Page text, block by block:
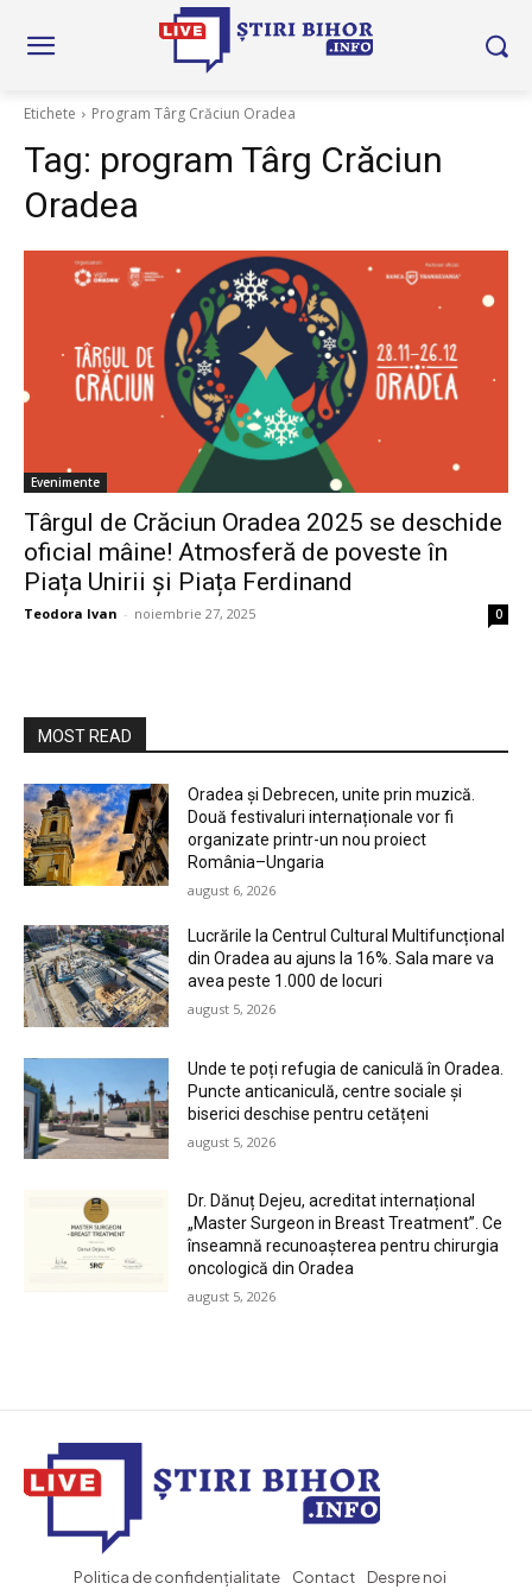
Etichete Program Târg Crăciun Oradea
Tag: program Târg Crăciun
Oradea
Evenimente
Târgul de Crăciun Oradea 2025 se deschide
oficial mâine! Atmosferă de poveste în
Piața Unirii și Piața Ferdinand
Teodora Ivan - noiembrie 27, 2025 0
MOST READ
Oradea și Debrecen, unite prin muzică.
Două festivaluri internaționale vor fi
organizate printr-un nou proiect
România–Ungaria
august 6, 2026
Lucrările la Centrul Cultural Multifuncțional
din Oradea au ajuns la 16%. Sala mare va
avea peste 1.000 de locuri
august 5, 2026
Unde te poți refugia de caniculă în Oradea.
Puncte anticaniculă, centre sociale și
biserici deschise pentru cetățeni
august 5, 2026
Dr. Dănuț Dejeu, acreditat internațional
„Master Surgeon in Breast Treatment”. Ce
înseamnă recunoașterea pentru chirurgia
oncologică din Oradea
august 5, 2026
Politica de confidențialitate Contact Despre noi